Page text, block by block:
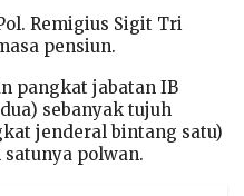
Remigius Sigit Tri
pensiun.
pangkat jabatan IB
sebanyak tujuh
jenderal bintang satu)
satunya polwan.